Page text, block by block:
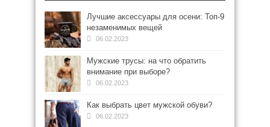
Лучшие аксессуары для осени: Топ-9
незаменимых вещей
06.02.2023
Мужские трусы: на что обратить
внимание при выборе?
06.02.2023
Как выбрать цвет мужской обуви?
06.02.2023